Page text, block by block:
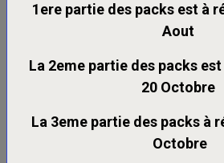
disponibles en cas de questions
Le bureau directeur IFBB FRANCE
1ere partie des packs est à
Aout
La 2eme partie des packs
20 Octobre
La 3eme partie des packs à
Octobre